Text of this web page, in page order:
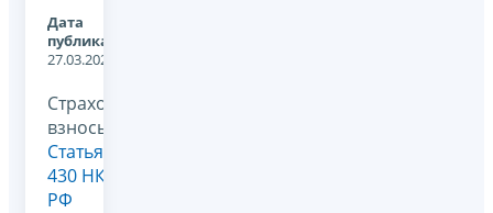
Дата
публикации:
27.03.2025
Страховые
взносы,
Статья
430 НК
РФ